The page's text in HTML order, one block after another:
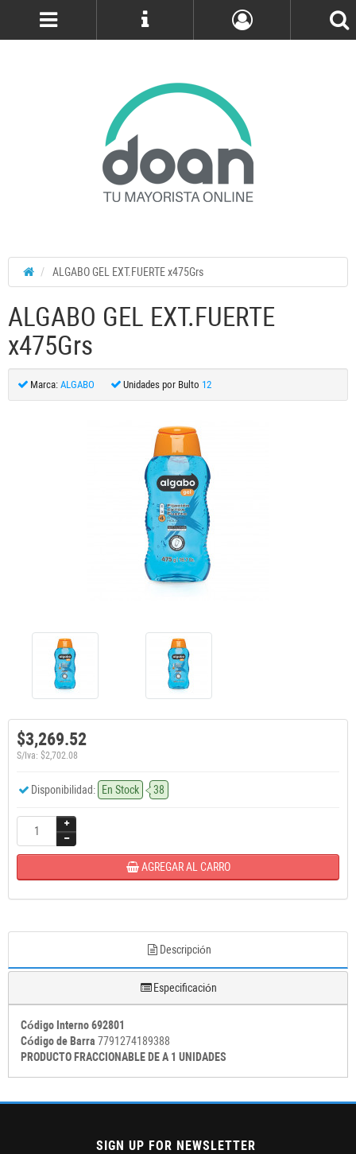
ALGABO GEL EXT.FUERTE x475Grs
ALGABO GEL EXT.FUERTE
x475Grs
Marca: ALGABO Unidades por Bulto 12
$3,269.52
S/Iva: $2,702.08
Disponibilidad: En Stock 38
AGREGAR AL CARRO
Descripción
Especificación
Código Interno 692801
Código de Barra 7791274189388
PRODUCTO FRACCIONABLE DE A 1 UNIDADES
SIGN UP FOR NEWSLETTER